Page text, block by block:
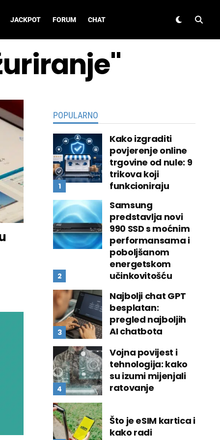
JACKPOT FORUM CHAT
POPULARNO
Kako izgraditi
povjerenje online
trgovine od nule: 9
trikova koji
funkcioniraju
Samsung
predstavlja novi
990 SSD s moćnim
performansama i
poboljšanom
energetskom
učinkovitošću
Najbolji chat GPT
besplatan:
pregled najboljih
AI chatbota
Vojna povijest i
tehnologija: kako
su izumi mijenjali
ratovanje
Što je eSIM kartica i
kako radi